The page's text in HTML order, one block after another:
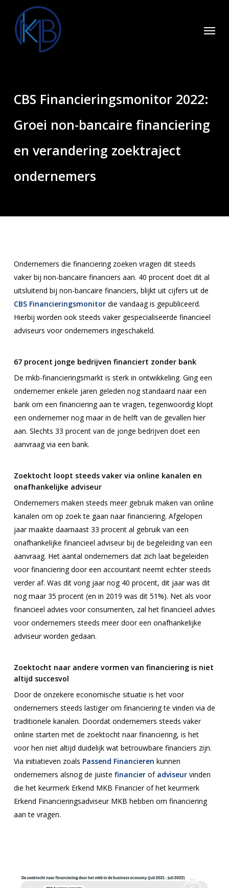
main
content
Menu
CBS Financieringsmonitor 2022:
Groei non-bancaire financiering
en verandering zoektraject
ondernemers
Ondernemers die financiering zoeken vragen dit steeds
vaker bij non-bancaire financiers aan. 40 procent doet dit al
uitsluitend bij non-bancaire financiers, blijkt uit cijfers uit de
CBS Financieringsmonitordie vandaag is gepubliceerd.
Hierbij worden ook steeds vaker gespecialiseerde financieel
adviseurs voor ondernemers ingeschakeld.
67 procent jonge bedrijven financiert zonder bank
De mkb-financieringsmarkt is sterk in ontwikkeling. Ging een
ondernemer enkele jaren geleden nog standaard naar een
bank om een financiering aan te vragen, tegenwoordig klopt
een ondernemer nog maar in de helft van de gevallen hier
aan. Slechts 33 procent van de jonge bedrijven doet een
aanvraag via een bank.
Zoektocht loopt steeds vaker via online kanalen en
onafhankelijke adviseur
Ondernemers maken steeds meer gebruik maken van online
kanalen om op zoek te gaan naar financiering. Afgelopen
jaar maakte daarnaast 33 procent al gebruik van een
onafhankelijke financieel adviseur bij de begeleiding van een
aanvraag. Het aantal ondernemers dat zich laat begeleiden
voor financiering door een accountant neemt echter steeds
verder af. Was dit vorig jaar nog 40 procent, dit jaar was dit
nog maar 35 procent (en in 2019 was dit 51%). Net als voor
financieel advies voor consumenten, zal het financieel advies
voor ondernemers steeds meer door een onafhankelijke
adviseur worden gedaan.
Zoektocht naar andere vormen van financiering is niet
altijd succesvol
Door de onzekere economische situatie is het voor
ondernemers steeds lastiger om financiering te vinden via de
traditionele kanalen. Doordat ondernemers steeds vaker
online starten met de zoektocht naar financiering, is het
voor hen niet altijd duidelijk wat betrouwbare financiers zijn.
Via initiatieven zoals Passend Financieren kunnen
ondernemers alsnog de juiste financierof adviseurvinden
die het keurmerk Erkend MKB Financier of het keurmerk
Erkend Financieringsadviseur MKB hebben om financiering
aan te vragen.